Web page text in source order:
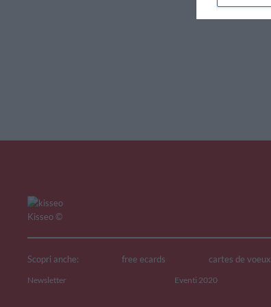
Kisseo©
Scopri anche: free ecards cartes de voeux
Newsletter Eventi 2020